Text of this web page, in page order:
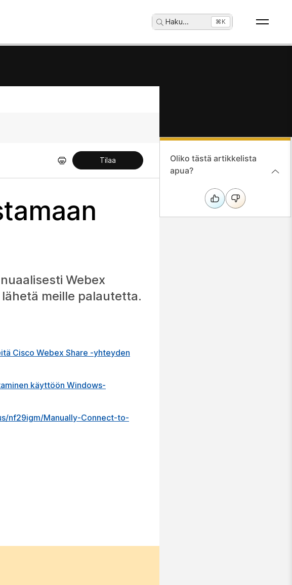
Haku... ⌘K
Tilaa
Webex
meille palautetta.
Cisco Webex Share -yhteyden
käyttöön Windows-
nf29igm/Manually-Connect-to-
Oliko tästä artikkelista
apua?